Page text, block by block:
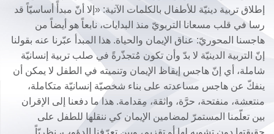
إطلاق تربية دينيّة للأطفال بالكلمات الآتية: «إلا أنّ مبدأً أساسيّاً قد
رسا في قلب مسعانا التربويّ منذ البدايات، نابعاً هو أيضاً من
هاجسنا المحوريّ: عناق الإيمان والحياة. هذا المبدأ عبّرنا عنه بقولنا
إنّ التربية الدينيّة لا بدّ وأن تكون مُتجذّرةً في صلب تربية إنسانيّة
شاملة، أي إنّ هاجس إيقاظ الإيمان وتنميته في الطفل لا يمكن أن
ينفكّ عن هاجس مساعدته على بناء شخصيّة إنسانيّة متكاملة،
منتعشة، منفتحة، حرَّة، واثقة، مِقدامة. هذا ما دفعنا إلى الإقران
بين تعلّمنا المستمرّ لمضامين الإيمان كي ننقلها للطفل على
حقيقتها دون تشويه لها أو تقزيم، وبين تعرّفنا الدؤوب، نظريّاً